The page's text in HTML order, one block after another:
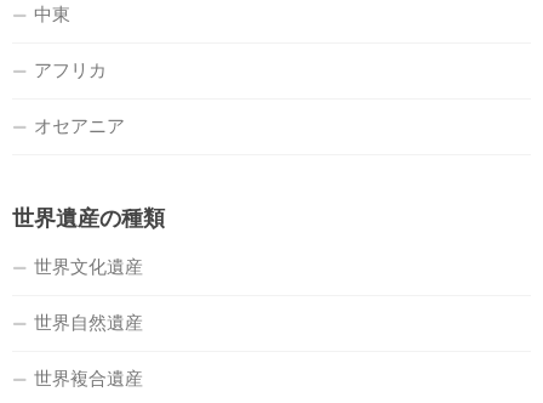
中東
アフリカ
オセアニア
世界遺産の種類
世界文化遺産
世界自然遺産
世界複合遺産